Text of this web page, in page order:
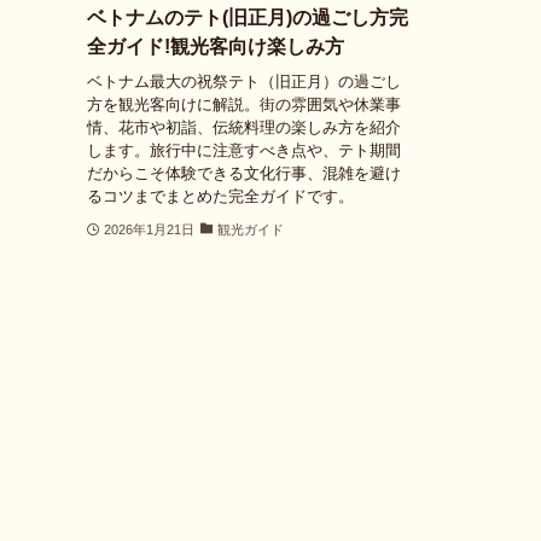
ベトナムのテト(旧正月)の過ごし方完
全ガイド!観光客向け楽しみ方
ベトナム最大の祝祭テト（旧正月）の過ごし
方を観光客向けに解説。街の雰囲気や休業事
情、花市や初詣、伝統料理の楽しみ方を紹介
します。旅行中に注意すべき点や、テト期間
だからこそ体験できる文化行事、混雑を避け
るコツまでまとめた完全ガイドです。
2026年1月21日 観光ガイド